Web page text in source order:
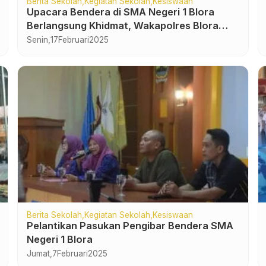
Upacara Bendera di SMA Negeri 1 Blora
Berlangsung Khidmat, Wakapolres Blora
Bertindak sebagai Inspektur Upacara
Senin, 17Februari2025
Berita Sekolah Kegiatan Sekolah Kesiswaan
Pelantikan Pasukan Pengibar Bendera SMA
Negeri 1 Blora
Jumat, 7Februari2025